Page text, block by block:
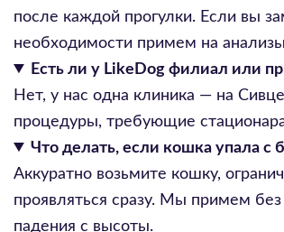
после каждой прогулки. Если вы
необходимости примем на
Есть ли у LikeDog филиал или
Нет, у нас одна клиника — на
процедуры, требующие
Что делать, если кошка упала с
Аккуратно возьмите кошку,
проявляться сразу. Мы примем
падения с высоты.